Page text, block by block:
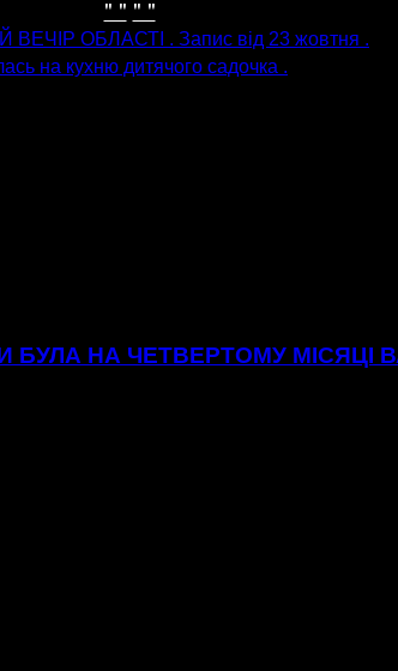
" " " "
ОБЛАСТІ . Запис від 23 жовтня .
на кухню дитячого садочка .
НА ЧЕТВЕРТОМУ МІСЯЦІ